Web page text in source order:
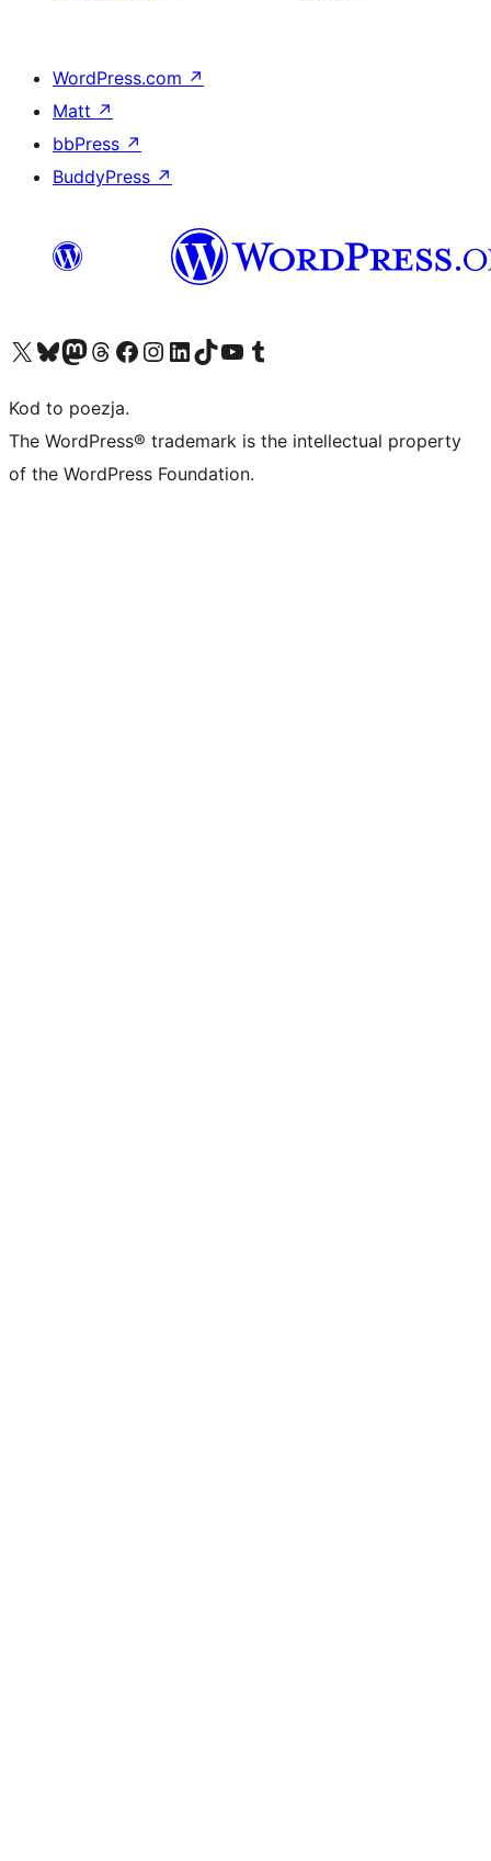
WordPress.com ↗
Matt ↗
bbPress ↗
BuddyPress ↗
Odwiedź nasze konto X (dawniej Twitter)
Odwiedź nasze konto Bluesky
Odwiedź nasze konto na Mastodoncie
Odwiedź naszego Threadsa
Odwiedź naszego Facebooka
Odwiedź nasze konto na Instagramie
Odwiedź nasze konto na LinkedIn
Odwiedź naszego TikToka
Odwiedź nasz kanał YouTube
Odwiedź naszego Tumblra
Kod to poezja.
The WordPress® trademark is the intellectual property
of the WordPress Foundation.